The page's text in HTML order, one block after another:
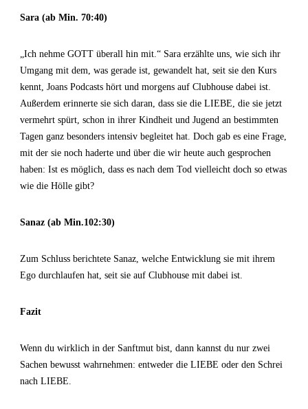
Sara (ab Min. 70:40)
„Ich nehme GOTT überall hin mit.“ Sara erzählte uns, wie sich ihr
Umgang mit dem, was gerade ist, gewandelt hat, seit sie den Kurs
kennt, Joans Podcasts hört und morgens auf Clubhouse dabei ist.
Außerdem erinnerte sie sich daran, dass sie die LIEBE, die sie jetzt
vermehrt spürt, schon in ihrer Kindheit und Jugend an bestimmten
Tagen ganz besonders intensiv begleitet hat. Doch gab es eine Frage,
mit der sie noch haderte und über die wir heute auch gesprochen
haben: Ist es möglich, dass es nach dem Tod vielleicht doch so etwas
wie die Hölle gibt?
Sanaz (ab Min.102:30)
Zum Schluss berichtete Sanaz, welche Entwicklung sie mit ihrem
Ego durchlaufen hat, seit sie auf Clubhouse mit dabei ist.
Fazit
Wenn du wirklich in der Sanftmut bist, dann kannst du nur zwei
Sachen bewusst wahrnehmen: entweder die LIEBE oder den Schrei
nach LIEBE.